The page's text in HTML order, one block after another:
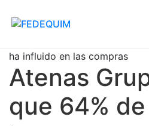
ha influido en las compras
Atenas
que 64%